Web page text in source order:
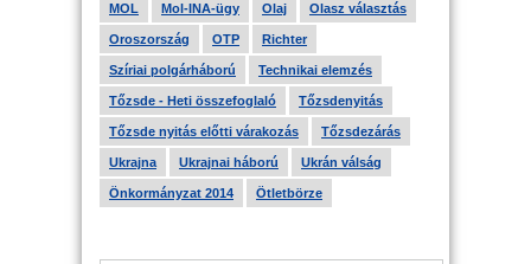
MOL Mol-INA-ügy Olaj Olasz választás
Oroszország OTP Richter
Szíriai polgárháború Technikai elemzés
Tőzsde - Heti összefoglaló Tőzsdenyitás
Tőzsde nyitás előtti várakozás Tőzsdezárás
Ukrajna Ukrajnai háború Ukrán válság
Önkormányzat 2014 Ötletbörze